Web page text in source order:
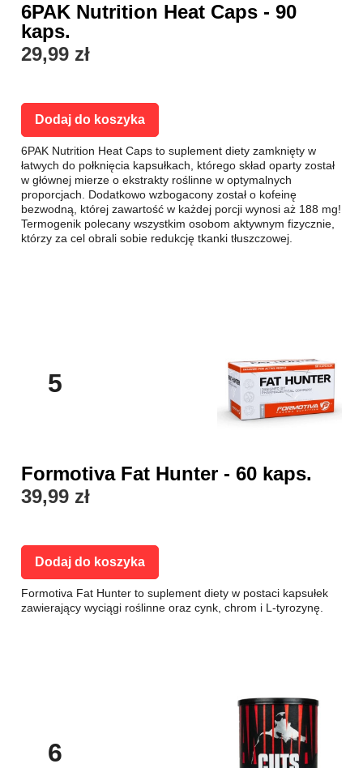
6PAK Nutrition Heat Caps - 90
kaps.
29,99 zł
Dodaj do koszyka
6PAK Nutrition Heat Caps to suplement diety zamknięty w
łatwych do połknięcia kapsułkach, którego skład oparty został
w głównej mierze o ekstrakty roślinne w optymalnych
proporcjach. Dodatkowo wzbogacony został o kofeinę
bezwodną, której zawartość w każdej porcji wynosi aż 188 mg!
Termogenik polecany wszystkim osobom aktywnym fizycznie,
którzy za cel obrali sobie redukcję tkanki tłuszczowej.
5
Formotiva Fat Hunter - 60 kaps.
39,99 zł
Dodaj do koszyka
Formotiva Fat Hunter to suplement diety w postaci kapsułek
zawierający wyciągi roślinne oraz cynk, chrom i L-tyrozynę.
6